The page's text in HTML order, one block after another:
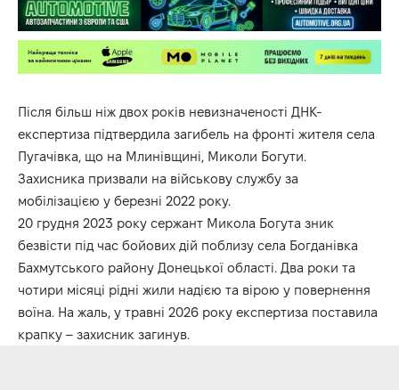
Після більш ніж двох років невизначеності ДНК-
експертиза підтвердила загибель на фронті жителя села
Пугачівка, що на Млинівщині, Миколи Богути.
Захисника призвали на військову службу за
мобілізацією у березні 2022 року.
20 грудня 2023 року сержант Микола Богута зник
безвісти під час бойових дій поблизу села Богданівка
Бахмутського району Донецької області. Два роки та
чотири місяці рідні жили надією та вірою у повернення
воїна. На жаль, у травні 2026 року експертиза поставила
крапку – захисник загинув.